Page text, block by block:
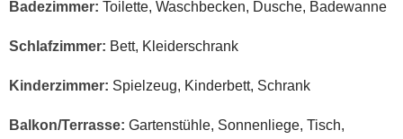
Badezimmer: Toilette, Waschbecken, Dusche, Badewanne
Schlafzimmer: Bett, Kleiderschrank
Kinderzimmer: Spielzeug, Kinderbett, Schrank
Balkon/Terrasse: Gartenstühle, Sonnenliege, Tisch,